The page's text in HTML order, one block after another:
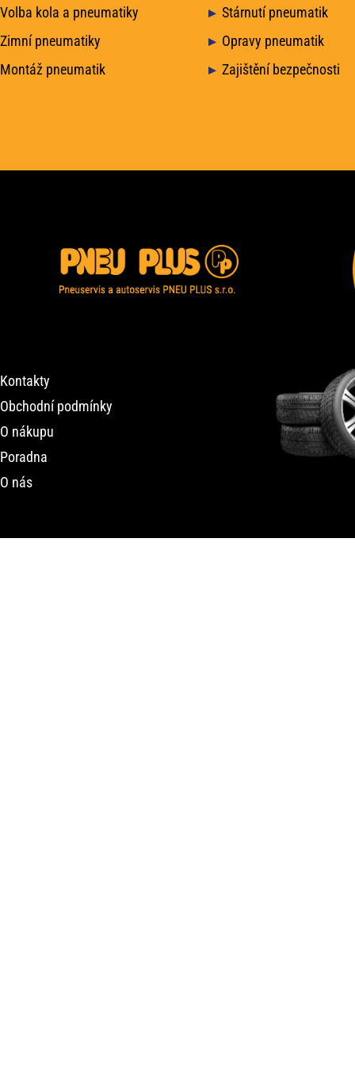
Volba kola a pneumatiky
Stárnutí pneumatik
Zimní pneumatiky
Opravy pneumatik
Montáž pneumatik
Zajištění bezpečnosti
Kontakty
Obchodní podmínky
O nákupu
Poradna
O nás